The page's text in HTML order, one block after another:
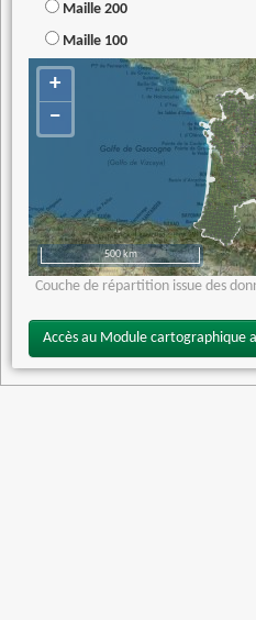
Maille 200
Maille 100
+
−
500 km
Couche de répartition issue des
Accès au Module cartographique